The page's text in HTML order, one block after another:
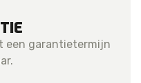
een garantietermijn